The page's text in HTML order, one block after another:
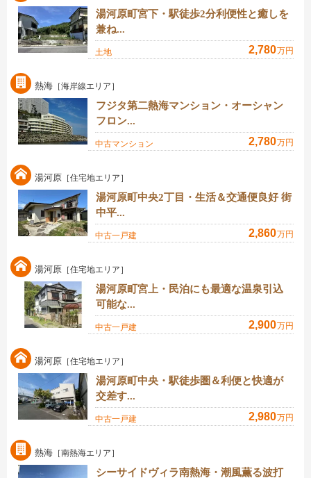
湯河原町宮下・駅徒歩2分利便性と癒しを
兼ね...
土地 2,780万円
熱海 ［海岸線エリア］
フジタ第二熱海マンション・オーシャン
フロン...
中古マンション 2,780万円
湯河原 ［住宅地エリア］
湯河原町中央2丁目・生活＆交通便良好 街
中平...
中古一戸建 2,860万円
湯河原 ［住宅地エリア］
湯河原町宮上・民泊にも最適な温泉引込
可能な...
中古一戸建 2,900万円
湯河原 ［住宅地エリア］
湯河原町中央・駅徒歩圏＆利便と快適が
交差す...
中古一戸建 2,980万円
熱海 ［南熱海エリア］
シーサイドヴィラ南熱海・潮風薫る波打